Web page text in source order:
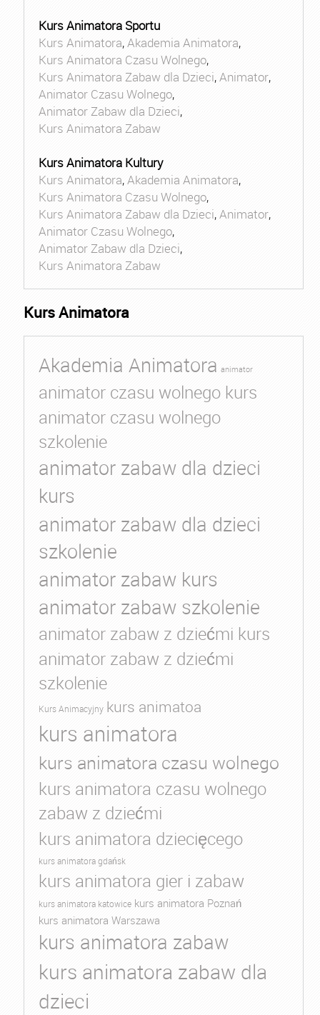
Kurs Animatora Sportu
Kurs Animatora,Akademia Animatora,
Kurs Animatora Czasu Wolnego,
Kurs Animatora Zabaw dla Dzieci,Animator,
Animator Czasu Wolnego,
Animator Zabaw dla Dzieci,
Kurs Animatora Zabaw
Kurs Animatora Kultury
Kurs Animatora,Akademia Animatora,
Kurs Animatora Czasu Wolnego,
Kurs Animatora Zabaw dla Dzieci,Animator,
Animator Czasu Wolnego,
Animator Zabaw dla Dzieci,
Kurs Animatora Zabaw
Kurs Animatora
Akademia Animatora animator
animator czasu wolnego kurs
animator czasu wolnego
szkolenie
animator zabaw dla dzieci
kurs
animator zabaw dla dzieci
szkolenie
animator zabaw kurs
animator zabaw szkolenie
animator zabaw z dziećmi kurs
animator zabaw z dziećmi
szkolenie
Kurs Animacyjny kurs animatoa
kurs animatora
kurs animatora czasu wolnego
kurs animatora czasu wolnego
zabaw z dziećmi
kurs animatora dziecięcego
kurs animatora gdańsk
kurs animatora gier i zabaw
kurs animatora katowice kurs animatora Poznań
kurs animatora Warszawa
kurs animatora zabaw
kurs animatora zabaw dla
dzieci